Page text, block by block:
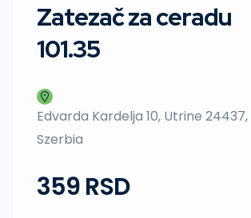
Zatezač za ceradu
101.35
Edvarda Kardelja 10, Utrine 24437,
Szerbia
359 RSD